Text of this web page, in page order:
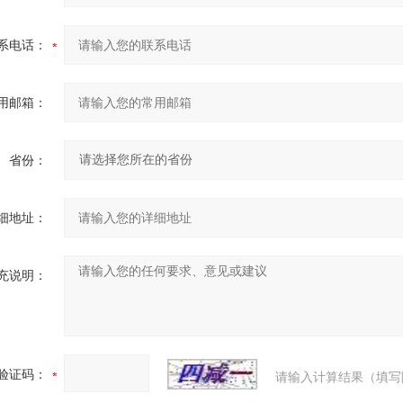
电话：
邮箱：
省份：
地址：
说明：
证码： 请输入计算结果（填